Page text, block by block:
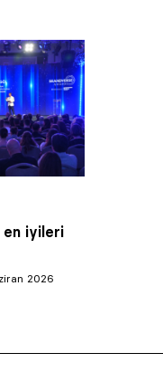
en iyileri
2026